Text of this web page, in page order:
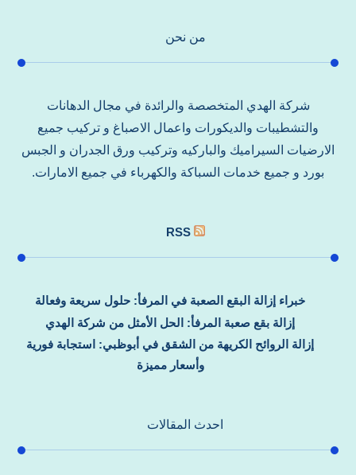
من نحن
شركة الهدي المتخصصة والرائدة في مجال الدهانات
والتشطيبات والديكورات واعمال الاصباغ و تركيب جميع
الارضيات السيراميك والباركيه وتركيب ورق الجدران و الجبس
بورد و جميع خدمات السباكة والكهرباء في جميع الامارات.
RSS
خبراء إزالة البقع الصعبة في المرفأ: حلول سريعة وفعالة
إزالة بقع صعبة المرفأ: الحل الأمثل من شركة الهدي
إزالة الروائح الكريهة من الشقق في أبوظبي: استجابة فورية
وأسعار مميزة
احدث المقالات